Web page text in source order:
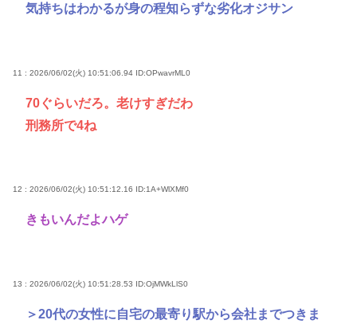
気持ちはわかるが身の程知らずな劣化オジサン
11 : 2026/06/02(火) 10:51:06.94 ID:OPwavrML0
70ぐらいだろ。老けすぎだわ
刑務所で4ね
12 : 2026/06/02(火) 10:51:12.16 ID:1A+WlXMf0
きもいんだよハゲ
13 : 2026/06/02(火) 10:51:28.53 ID:OjMWkLlS0
＞20代の女性に自宅の最寄り駅から会社までつきま